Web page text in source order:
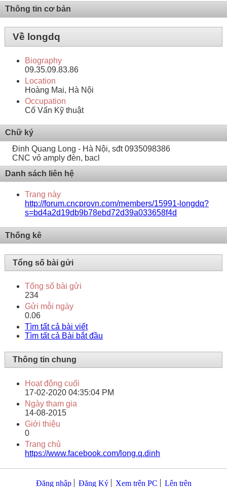
Thông tin cơ bản
Về longdq
Biography
09.35.09.83.86
Location
Hoàng Mai, Hà Nội
Occupation
Cố Vấn Kỹ thuật
Chữ ký
Đinh Quang Long - Hà Nội, sđt 0935098386
CNC vỏ amply đèn, bacl
Danh sách liên hệ
Trang này
http://forum.cncprovn.com/members/15991-longdq?
s=bd4a2d19db9b78ebd72d39a033658f4d
Thống kê
Tổng số bài gửi
Tổng số bài gửi
234
Gửi mỗi ngày
0.06
Tìm tất cả bài viết
Tìm tất cả Bài bắt đầu
Thông tin chung
Hoạt động cuối
17-02-2020 04:35:04 PM
Ngày tham gia
14-08-2015
Giới thiệu
0
Trang chủ
https://www.facebook.com/long.q.dinh
Đăng nhập Đăng Ký Xem trên PC Lên trên